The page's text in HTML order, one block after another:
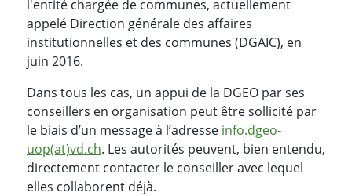
l'entité chargée de communes, actuellement
appelé Direction générale des affaires
institutionnelles et des communes (DGAIC), en
juin 2016.
Dans tous les cas, un appui de la DGEO par ses
conseillers en organisation peut être sollicité par
le biais d’un message à l’adresse info.dgeo-
uop(at)vd.ch. Les autorités peuvent, bien entendu,
directement contacter le conseiller avec lequel
elles collaborent déjà.